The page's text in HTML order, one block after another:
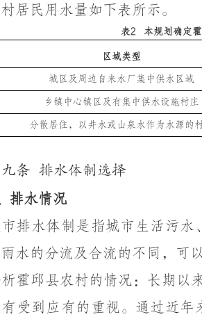
居民用水量如下表所示。
表2 本规划确定
区域类型
城区及周边自来水厂集中供水区域
乡镇中心镇区及有集中供水设施村庄
分散居住，以井水或山泉水作为水源的
条 排水体制选择
排水情况
排水体制是指城市生活污
水的分流及合流的不同，可
霍邱县农村的情况：长期以
受到应有的重视。通过近